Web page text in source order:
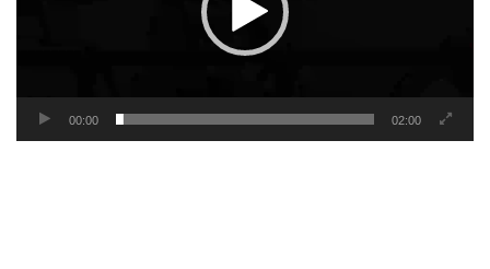
00:00 02:00